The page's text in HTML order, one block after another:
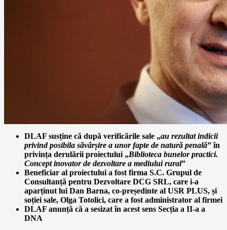
DLAF susține că după verificările sale „au rezultat indicii
privind posibila săvârșire a unor fapte de natură penală” în
privința derulării proiectului „Biblioteca bunelor practici.
Concept inovator de dezvoltare a mediului rural”
Beneficiar al proiectului a fost firma S.C. Grupul de
Consultanță pentru Dezvoltare DCG SRL, care i-a
aparținut lui Dan Barna, co-președinte al USR PLUS, și
soției sale, Olga Totolici, care a fost administrator al firmei
DLAF anunță că a sesizat în acest sens Secția a II-a a
DNA